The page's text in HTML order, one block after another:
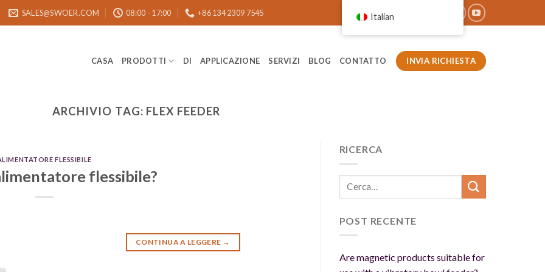
SALES@SWOER.COM 08:00 - 17:00 +86 134 2309 7545
CASA PRODOTTI DI APPLICAZIONE SERVIZI BLOG CONTATTO INVIA RICHIESTA
ARCHIVIO TAG: FLEX FEEDER
FLESSIBILE
flessibile?
CONTINUA A LEGGERE →
RICERCA
POST RECENTE
Are magnetic products suitable for
Italian